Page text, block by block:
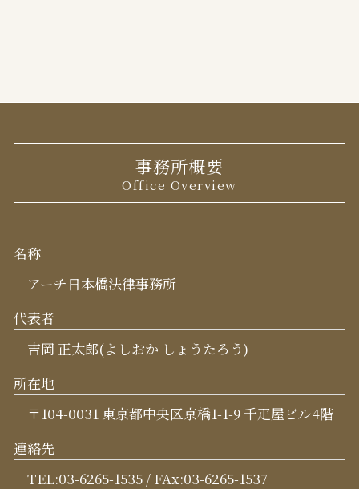
事務所概要
Office Overview
名称
アーチ日本橋法律事務所
代表者
吉岡 正太郎(よしおか しょうたろう)
所在地
〒104-0031 東京都中央区京橋1-1-9 千疋屋ビル4階
連絡先
TEL:03-6265-1535 / FAx:03-6265-1537